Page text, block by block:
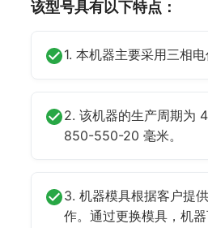
该型号具有以下特点：
1. 本机器主要采用三相电
2. 该机器的生产周期为
850-550-20 毫米。
3. 机器模具根据客户提
作。通过更换模具，机